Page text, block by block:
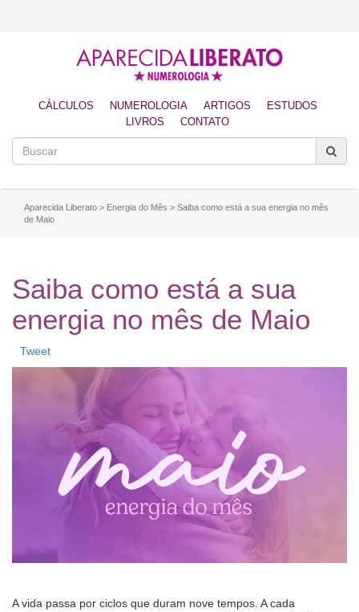
CÁLCULOS NUMEROLOGIA ARTIGOS
ESTUDOS
LIVROS
CONTATO
Aparecida Liberato > Energia do Mês > Saiba como está a sua energia no mês
de Maio
Saiba como está a sua
energia no mês de Maio
Tweet
A vida passa por ciclos que duram nove tempos. A cada